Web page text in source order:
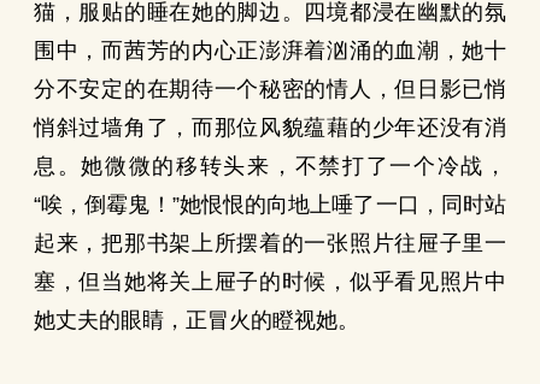
猫，服贴的睡在她的脚边。四境都浸在幽默的氛
围中，而茜芳的内心正澎湃着汹涌的血潮，她十
分不安定的在期待一个秘密的情人，但日影已悄
悄斜过墙角了，而那位风貌蕴藉的少年还没有消
息。她微微的移转头来，不禁打了一个冷战，
“唉，倒霉鬼！”她恨恨的向地上唾了一口，同时站
起来，把那书架上所摆着的一张照片往屉子里一
塞，但当她将关上屉子的时候，似乎看见照片中
她丈夫的眼睛，正冒火的瞪视她。